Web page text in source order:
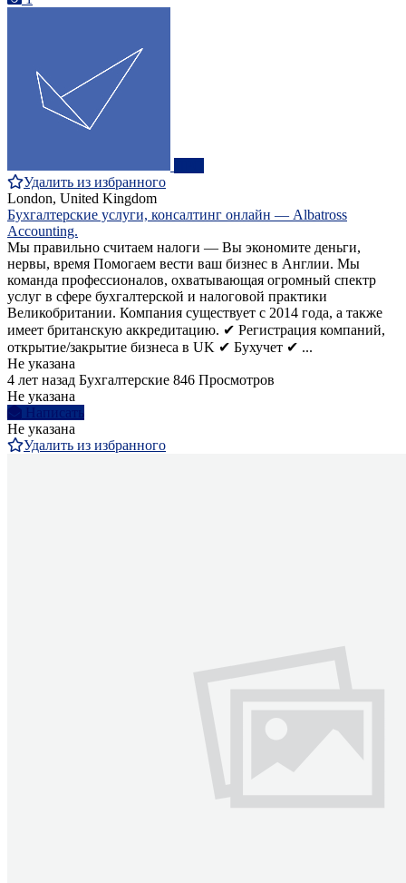
Удалить из избранного
London, United Kingdom
Бухгалтерские услуги, консалтинг онлайн — Albatross
Accounting.
Мы правильно считаем налоги — Вы экономите деньги,
нервы, время Помогаем вести ваш бизнес в Англии. Мы
команда профессионалов, охватывающая огромный спектр
услуг в сфере бухгалтерской и налоговой практики
Великобритании. Компания существует с 2014 года, а также
имеет британскую аккредитацию. ✔ Регистрация компаний,
открытие/закрытие бизнеса в UK ✔ Бухучет ✔ ...
Не указана
4 лет назад Бухгалтерские 846 Просмотров
Не указана
Написать
Не указана
Удалить из избранного